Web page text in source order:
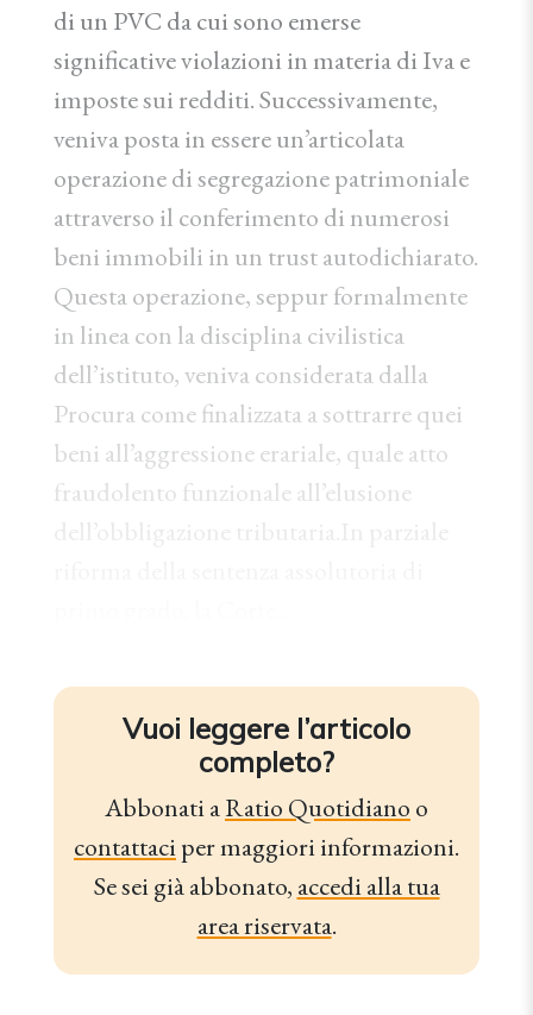
di un PVC da cui sono emerse
significative violazioni in materia di Iva e
imposte sui redditi. Successivamente,
veniva posta in essere un’articolata
operazione di segregazione patrimoniale
attraverso il conferimento di numerosi
beni immobili in un trust autodichiarato.
Questa operazione, seppur formalmente
in linea con la disciplina civilistica
dell’istituto, veniva considerata dalla
Procura come finalizzata a sottrarre quei
beni all’aggressione erariale, quale atto
fraudolento funzionale all’elusione
Vuoi leggere l’articolo
completo?
Abbonati aRatio Quotidiano o
contattaciper maggiori informazioni.
Se sei già abbonato, accedi alla tua
area riservata.